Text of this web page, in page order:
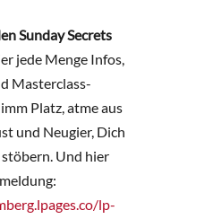
Sunday Secrets
jede Menge Infos,
Masterclass-
Platz, atme aus
und Neugier, Dich
Und hier
lp-